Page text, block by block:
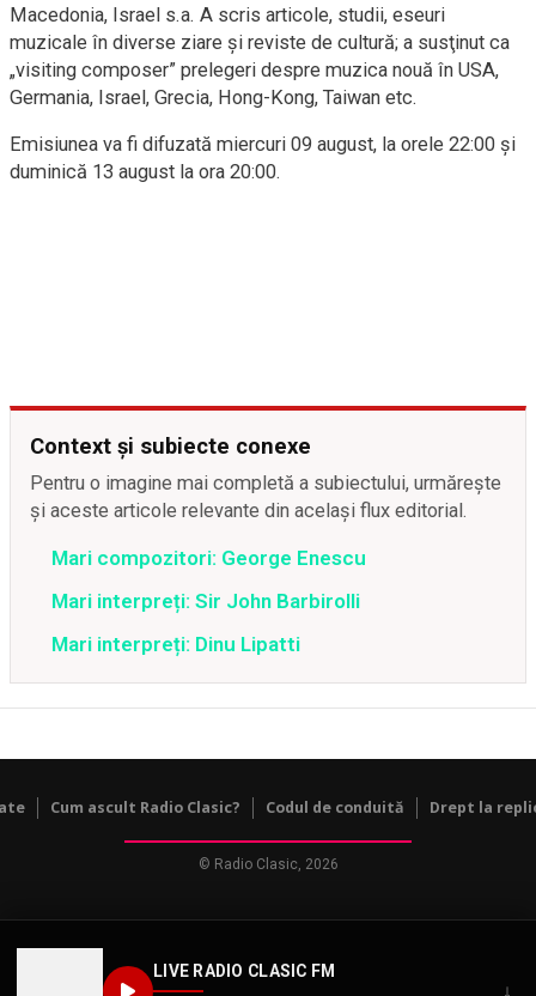
LIVE RADIO CLASIC FM
↓
Macedonia, Israel s.a. A scris articole, studii, eseuri
muzicale în diverse ziare şi reviste de cultură; a susţinut ca
„visiting composer” prelegeri despre muzica nouă în USA,
Germania, Israel, Grecia, Hong-Kong, Taiwan etc.
Emisiunea va fi difuzată miercuri 09 august, la orele 22:00 și
duminică 13 august la ora 20:00.
Context și subiecte conexe
Pentru o imagine mai completă a subiectului, urmărește
și aceste articole relevante din același flux editorial.
Mari compozitori: George Enescu
Mari interpreți: Sir John Barbirolli
Mari interpreți: Dinu Lipatti
Cum ascult Radio Clasic? Codul de conduită Drept la
© Radio Clasic, 2026